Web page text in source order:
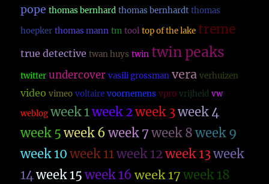
pope thomas bernhard thomas bernhardt thomas
hoepker thomas mann tm tool top of the lake treme
true detective twan huys twin twin peaks
twitter undercover vasili grossman vera verhuizen
video vimeo voltaire voornemens vpro vrijheid vw
weblog week 1week 2week 3week 4
week 5 week 6 week 7 week 8 week 9
week 10 week 11week 12week 13week
14week 15 week 16 week 17 week 18